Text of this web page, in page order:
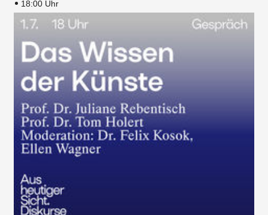
18:00 Uhr